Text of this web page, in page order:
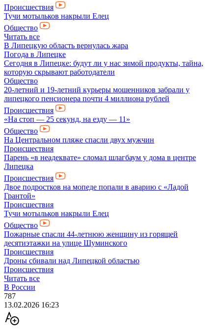
Происшествия
Тучи мотыльков накрыли Елец
Общество
Читать все
В Липецкую область вернулась жара
Погода в Липецке
Сегодня в Липецке: будут ли у нас зимой продукты, тайна,
которую скрывают работодатели
Общество
20-летний и 19-летний курьеры мошенников забрали у
липецкого пенсионера почти 4 миллиона рублей
Происшествия
«На стоп — 25 секунд, на езду — 11»
Общество
На Центральном пляже спасли двух мужчин
Происшествия
Парень «в неадеквате» сломал шлагбаум у дома в центре
Липецка
Происшествия
Двое подростков на мопеде попали в аварию с «Ладой
Грантой»
Происшествия
Тучи мотыльков накрыли Елец
Общество
Пожарные спасли 44-летнюю женщину из горящей
десятиэтажки на улице Шуминского
Происшествия
Дроны сбивали над Липецкой областью
Происшествия
Читать все
В России
787
13.02.2026 16:23